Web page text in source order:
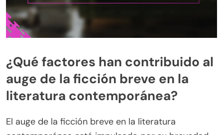
¿Qué factores han contribuido al
auge de la ficción breve en la
literatura contemporánea?
El auge de la ficción breve en la literatura